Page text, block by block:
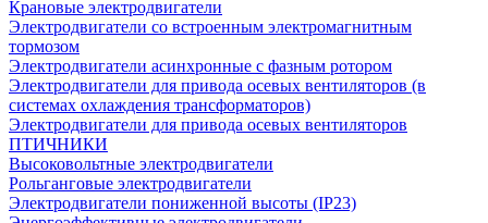
Крановые электродвигатели
Электродвигатели со встроенным электромагнитным
тормозом
Электродвигатели асинхронные с фазным ротором
Электродвигатели для привода осевых вентиляторов (в
системах охлаждения трансформаторов)
Электродвигатели для привода осевых вентиляторов
ПТИЧНИКИ
Высоковольтные электродвигатели
Рольганговые электродвигатели
Электродвигатели пониженной высоты (IP23)